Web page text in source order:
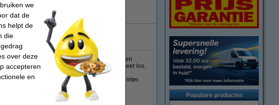
het in de vezels vast. In tegenstelling tot een
opwaaien, laat deze doek het poeder niet meer los.
lastig te verwijderen poeder op uw handen
van de binnenkant van de laserprinter.
richtingen op te rekken.
Populaire producten
we
dat de
helpt de
die
over deze
accepteren
en